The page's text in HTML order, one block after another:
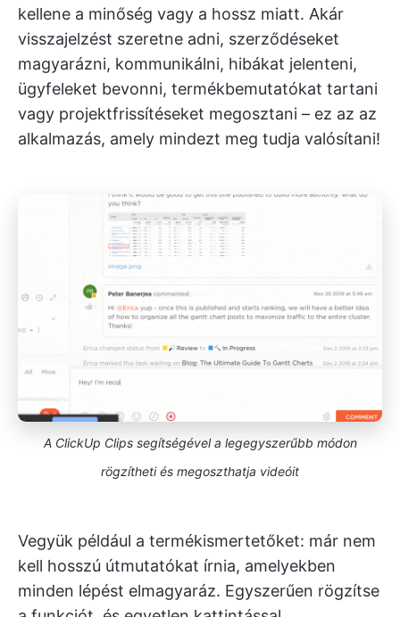
kellene a minőség vagy a hossz miatt. Akár
visszajelzést szeretne adni, szerződéseket
magyarázni, kommunikálni, hibákat jelenteni,
ügyfeleket bevonni, termékbemutatókat tartani
vagy projektfrissítéseket megosztani – ez az az
alkalmazás, amely mindezt meg tudja valósítani!
A ClickUp Clips segítségével a legegyszerűbb módon
rögzítheti és megoszthatja videóit
Vegyük például a termékismertetőket: már nem
kell hosszú útmutatókat írnia, amelyekben
minden lépést elmagyaráz. Egyszerűen rögzítse